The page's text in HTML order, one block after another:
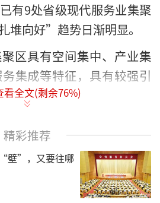
有9处省级现代服务业集聚
堆向好”趋势日渐明显。
区具有空间集中、产业集
集成等特征，具有较强引
山牡蛎地标性品牌，结合
区，这也是国内首个以牡
产业园区。近年来，该园
化，探索“牡蛎+旅游”“牡
商”等业态，促进牡蛎养
看全文(剩余76%)
精彩推荐
壁”，又要往哪